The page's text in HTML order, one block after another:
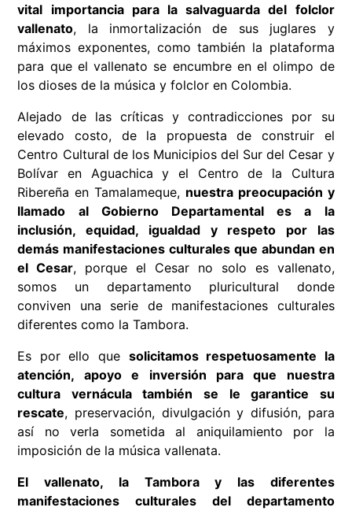
vital importancia para la salvaguarda del folclor
vallenato, la inmortalización de sus juglares y
máximos exponentes, como también la plataforma
para que el vallenato se encumbre en el olimpo de
los dioses de la música y folclor en Colombia.
Alejado de las críticas y contradicciones por su
elevado costo, de la propuesta de construir el
Centro Cultural de los Municipios del Sur del Cesar y
Bolívar en Aguachica y el Centro de la Cultura
Ribereña en Tamalameque, nuestra preocupación y
llamado al Gobierno Departamental es a la
inclusión, equidad, igualdad y respeto por las
demás manifestaciones culturales que abundan en
el Cesar, porque el Cesar no solo es vallenato,
somos un departamento pluricultural donde
conviven una serie de manifestaciones culturales
diferentes como la Tambora.
Es por ello que solicitamos respetuosamente la
atención, apoyo e inversión para que nuestra
cultura vernácula también se le garantice su
rescate, preservación, divulgación y difusión, para
así no verla sometida al aniquilamiento por la
imposición de la música vallenata.
El vallenato, la Tambora y las diferentes
manifestaciones culturales del departamento